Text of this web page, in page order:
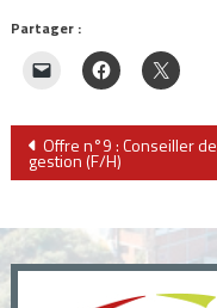
Partager :
Navigation
de
l’article
Offre n°9 : Conseiller de
gestion (F/H)